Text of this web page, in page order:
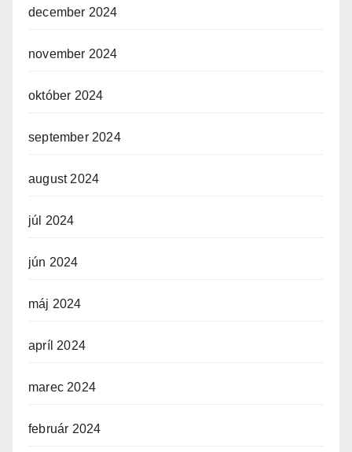
december 2024
november 2024
október 2024
september 2024
august 2024
júl 2024
jún 2024
máj 2024
apríl 2024
marec 2024
február 2024